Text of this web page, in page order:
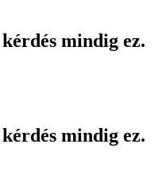
mindig ez.
mindig ez.